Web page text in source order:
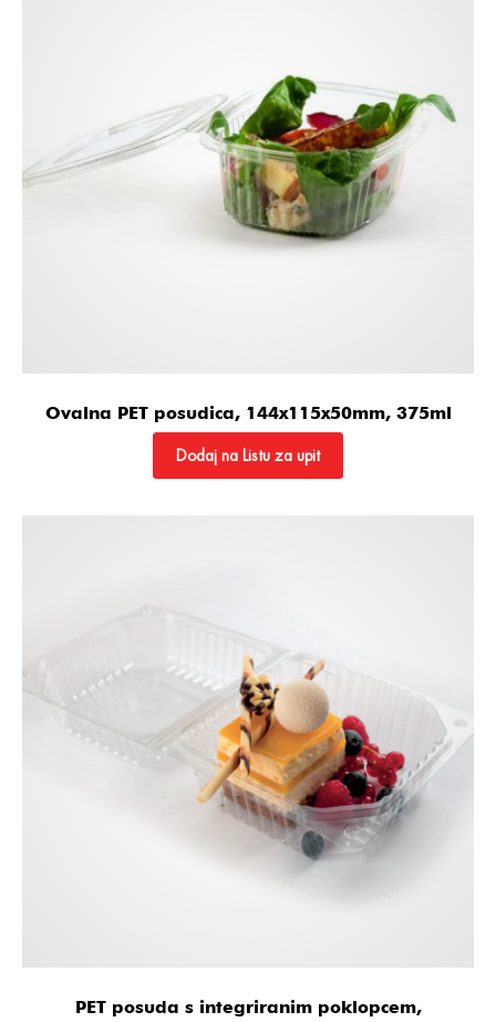
Ovalna PET posudica, 144x115x50mm, 375ml
Dodaj na Listu za upit
PET posuda s integriranim poklopcem,